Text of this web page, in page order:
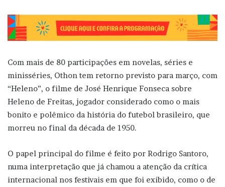
Com mais de 80 participações em novelas, séries e
minisséries, Othon tem retorno previsto para março, com
“Heleno”, o filme de José Henrique Fonseca sobre
Heleno de Freitas, jogador considerado como o mais
bonito e polêmico da história do futebol brasileiro, que
morreu no final da década de 1950.
O papel principal do filme é feito por Rodrigo Santoro,
numa interpretação que já chamou a atenção da crítica
internacional nos festivais em que foi exibido, como o de